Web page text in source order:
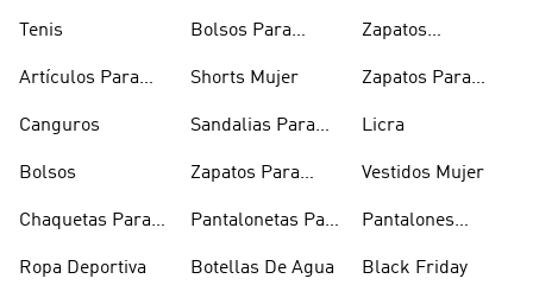
Tenis
Artículos Para
Canguros
Bolsos
Chaquetas Para
Ropa Deportiva
Bolsos Para
Shorts Mujer
Sandalias Para
Zapatos Para
Pantalonetas Para
Botellas De Agua
Zapatos
Zapatos Para
Licra
Vestidos Mujer
Pantalones
Black Friday